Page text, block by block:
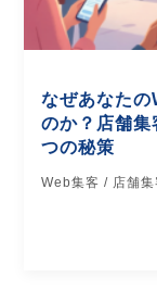
なぜあなた
のか？店舗
つの秘策
Web集客 / 店舗集